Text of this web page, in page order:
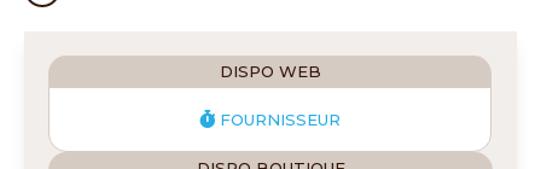
DISPO WEB
FOURNISSEUR